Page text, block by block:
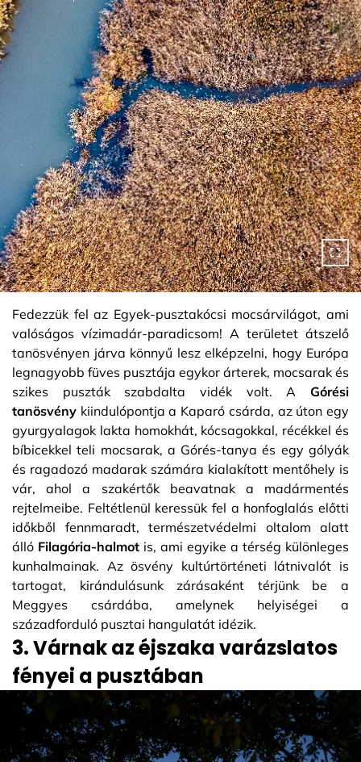
Fedezzük fel az Egyek-pusztakócsi mocsárvilágot, ami
valóságos vízimadár-paradicsom! A területet átszelő
tanösvényen járva könnyű lesz elképzelni, hogy Európa
legnagyobb füves pusztája egykor árterek, mocsarak és
szikes puszták szabdalta vidék volt. A Górési
tanösvény kiindulópontja a Kaparó csárda, az úton egy
gyurgyalagok lakta homokhát, kócsagokkal, récékkel és
bíbicekkel teli mocsarak, a Górés-tanya és egy gólyák
és ragadozó madarak számára kialakított mentőhely is
vár, ahol a szakértők beavatnak a madármentés
rejtelmeibe. Feltétlenül keressük fel a honfoglalás előtti
időkből fennmaradt, természetvédelmi oltalom alatt
álló Filagória-halmot is, ami egyike a térség különleges
kunhalmainak. Az ösvény kultúrtörténeti látnivalót is
tartogat, kirándulásunk zárásaként térjünk be a
Meggyes csárdába, amelynek helyiségei a
századforduló pusztai hangulatát idézik.
3. Várnak az éjszaka varázslatos
fényei a pusztában